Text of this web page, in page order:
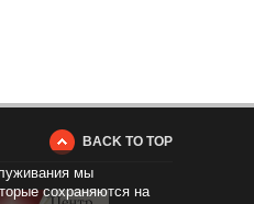
BACK TO TOP
мы
сохраняются на